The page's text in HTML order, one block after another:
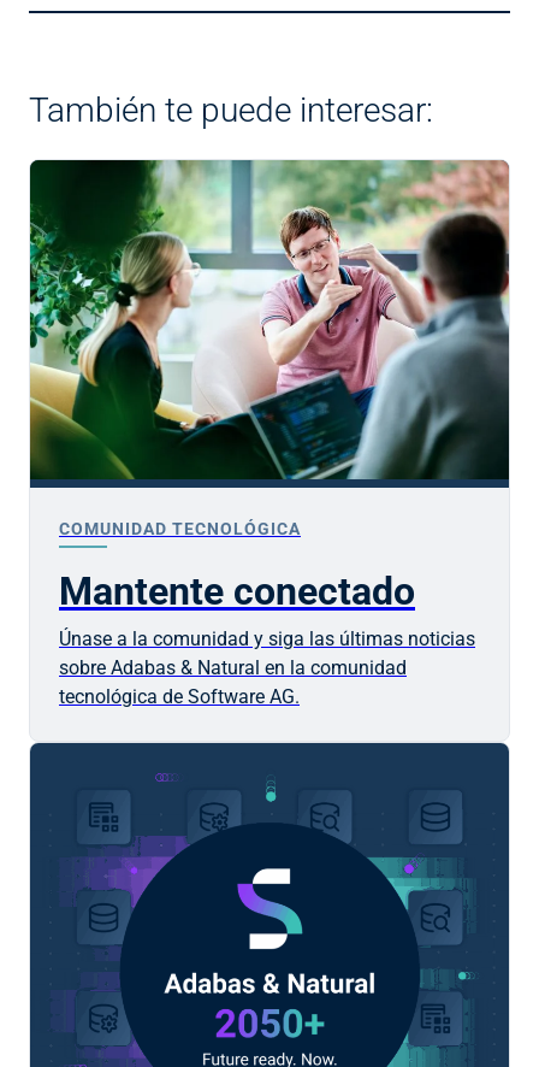
También te puede interesar:
COMUNIDAD TECNOLÓGICA
Mantente conectado
Únase a la comunidad y siga las últimas noticias
sobre Adabas & Natural en la comunidad
tecnológica de Software AG.